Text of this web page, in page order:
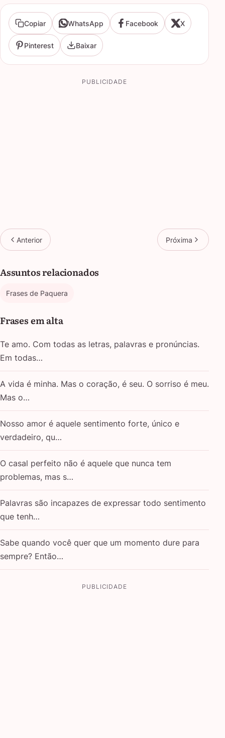
Copiar WhatsApp Facebook X
Pinterest Baixar
PUBLICIDADE
Anterior Próxima
Assuntos relacionados
Frases de Paquera
Frases em alta
Te amo. Com todas as letras, palavras e pronúncias.
Em todas…
A vida é minha. Mas o coração, é seu. O sorriso é meu.
Mas o…
Nosso amor é aquele sentimento forte, único e
verdadeiro, qu…
O casal perfeito não é aquele que nunca tem
problemas, mas s…
Palavras são incapazes de expressar todo sentimento
que tenh…
Sabe quando você quer que um momento dure para
sempre? Então…
PUBLICIDADE